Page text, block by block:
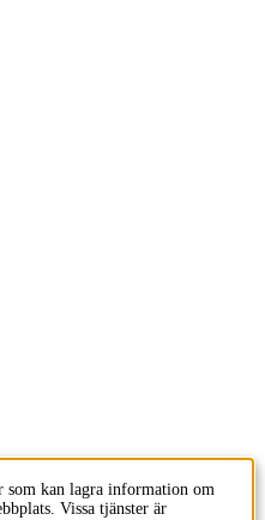
som kan lagra information om
Vissa tjänster är